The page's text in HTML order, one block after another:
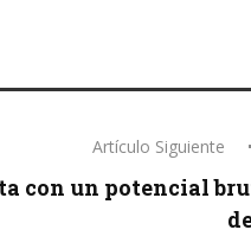
Artículo Siguiente
con un potencial